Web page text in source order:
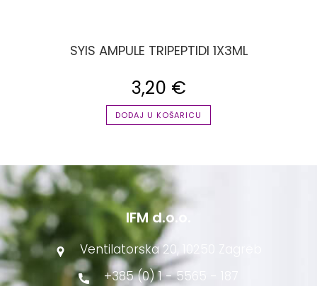
SYIS AMPULE TRIPEPTIDI 1X3ML
3,20 €
DODAJ U KOŠARICU
IFM d.o.o.
Ventilatorska 20, 10250 Zagreb
+385 (0) 1 - 5565 - 187